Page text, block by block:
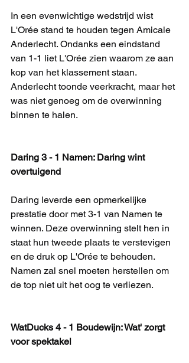
In een evenwichtige wedstrijd wist
L'Orée stand te houden tegen Amicale
Anderlecht. Ondanks een eindstand
van 1-1 liet L'Orée zien waarom ze aan
kop van het klassement staan.
Anderlecht toonde veerkracht, maar het
was niet genoeg om de overwinning
binnen te halen.
Daring 3 - 1 Namen: Daring wint
overtuigend
Daring leverde een opmerkelijke
prestatie door met 3-1 van Namen te
winnen. Deze overwinning stelt hen in
staat hun tweede plaats te verstevigen
en de druk op L'Orée te behouden.
Namen zal snel moeten herstellen om
de top niet uit het oog te verliezen.
WatDucks 4 - 1 Boudewijn: Wat' zorgt
voor spektakel